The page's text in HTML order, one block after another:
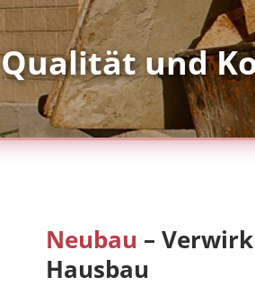
Neubau –
Hausbau